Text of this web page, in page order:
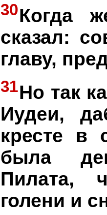
30Когда
сказал:
главу,
31Но так
Иудеи,
кресте в
была
Пилата,
голени и